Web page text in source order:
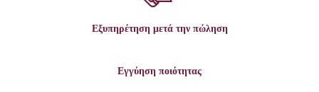
Εξυπηρέτηση μετά την πώληση
Εγγύηση ποιότητας